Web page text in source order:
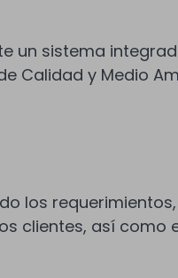
un sistema
Calidad y Medio
los requerimientos,
clientes, así como